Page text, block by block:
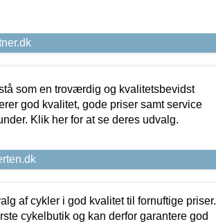
som en troværdig og kvalitetsbevidst
god kvalitet, gode priser samt service
Klik her for at se deres udvalg.
af cykler i god kvalitet til fornuftige priser.
cykelbutik og kan derfor garantere god